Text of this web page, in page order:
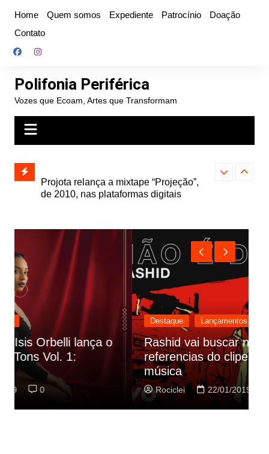
conteúdo
Home Quem somos Expediente Patrocínio
Doação
Contato
Polifonia Periférica
Vozes que Ecoam, Artes que Transformam
e abre
autoral,
de 2010, nas plataformas digitais
Farofa
Destaque Lançamentos
Rashid vai buscar nos HQs as
referencias do clipe de sua nova
música
Rociclei 22/01/2019 0